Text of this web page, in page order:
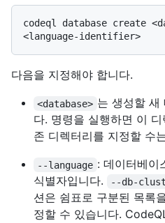
codeql database create
다음을 지정해야 합니다.
<database> 는 생성할 새
다. 명령을 실행하면 이
존 디렉터리를 지정할 수
--language : 데이터베이
식별자입니다.
--db-
션은 쉼표로 구분된 목록
정할 수 있습니다.